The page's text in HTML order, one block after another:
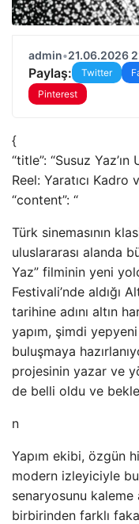
admin•21.06.2026
Paylaş: Twitter
Pinterest
{
“title”: “Susuz
Reel: Yaratıcı Kadro
“content”: “
Türk sinemasının
uluslararası alanda
Yaz” filminin yeni
Festivali’nde aldığı
tarihine adını altın
yapım, şimdi
buluşmaya
projesinin yazar ve
de belli oldu ve
n
Yapım ekibi, özgün
modern izleyiciyle
senaryosunu
birbirinden farklı